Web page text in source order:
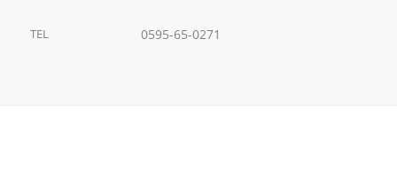
TEL 0595-65-0271